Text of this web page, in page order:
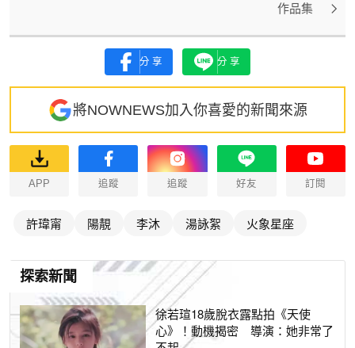
作品集
分享 分享
將NOWNEWS加入你喜愛的新聞來源
APP 追蹤 追蹤 好友 訂閱
許瑋甯 陽靚 李沐 湯詠絮 火象星座
探索新聞
徐若瑄18歲脫衣露點拍《天使
心》！動機揭密 導演：她非常了